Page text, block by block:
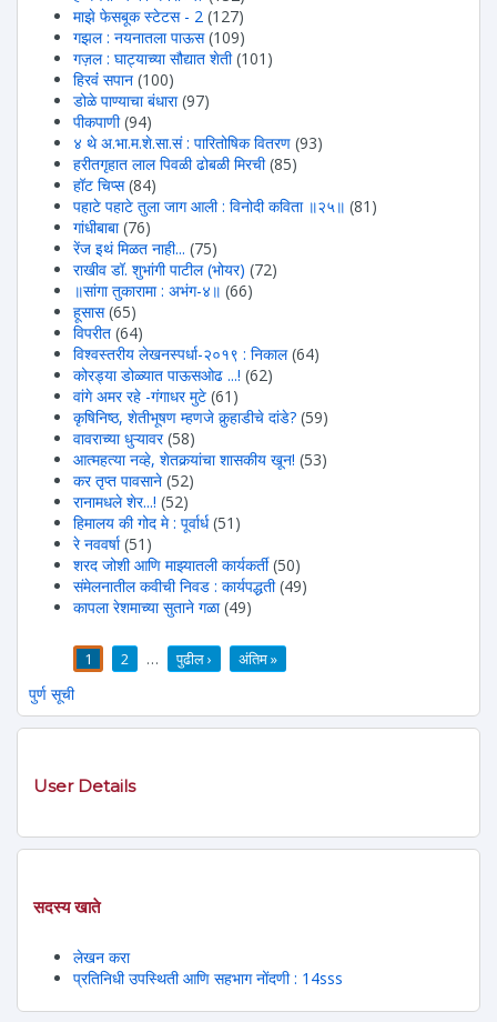
माझे फेसबूक स्टेटस - 2 (127)
गझल : नयनातला पाऊस (109)
गज़ल : घाट्याच्या सौद्यात शेती (101)
हिरवंं सपान (100)
डोळे पाण्याचा बंधारा (97)
पीकपाणी (94)
४ थे अ.भा.म.शे.सा.सं : पारितोषिक वितरण (93)
हरीतगृहात लाल पिवळी ढोबळी मिरची (85)
हॉट चिप्स (84)
पहाटे पहाटे तुला जाग आली : विनोदी कविता ॥२५॥ (81)
गांधीबाबा (76)
रेंज इथं मिळत नाही... (75)
राखीव डॉ. शुभांगी पाटील (भोयर) (72)
॥सांगा तुकारामा : अभंग-४॥ (66)
हूसास (65)
विपरीत (64)
विश्वस्तरीय लेखनस्पर्धा-२०१९ : निकाल (64)
कोरड्या डोळ्यात पाऊसओढ ...! (62)
वांगे अमर रहे -गंगाधर मुटे (61)
कृषिनिष्ठ, शेतीभूषण म्हणजे कुर्‍हाडीचे दांडे? (59)
वावराच्या धुऱ्यावर(58)
आत्महत्या नव्हे, शेतकर्‍यांचा शासकीय खून! (53)
कर तृप्त पावसाने (52)
रानामधले शेर...! (52)
हिमालय की गोद मे : पूर्वार्ध (51)
रे नववर्षा(51)
शरद जोशी आणि माझ्यातली कार्यकर्ती (50)
संमेलनातील कवीची निवड : कार्यपद्धती (49)
कापला रेशमाच्या सुताने गळा (49)
1 2 … पुढील › अंतिम »
पुर्ण सूची
User Details
सदस्य खाते
लेखन करा
प्रतिनिधी उपस्थिती आणि सहभाग नोंदणी : 14sss